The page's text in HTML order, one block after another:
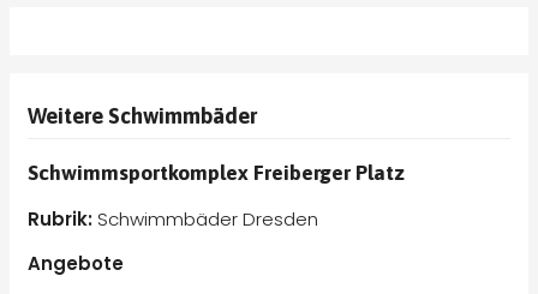
Weitere Schwimmbäder
Schwimmsportkomplex Freiberger Platz
Rubrik: Schwimmbäder Dresden
Angebote